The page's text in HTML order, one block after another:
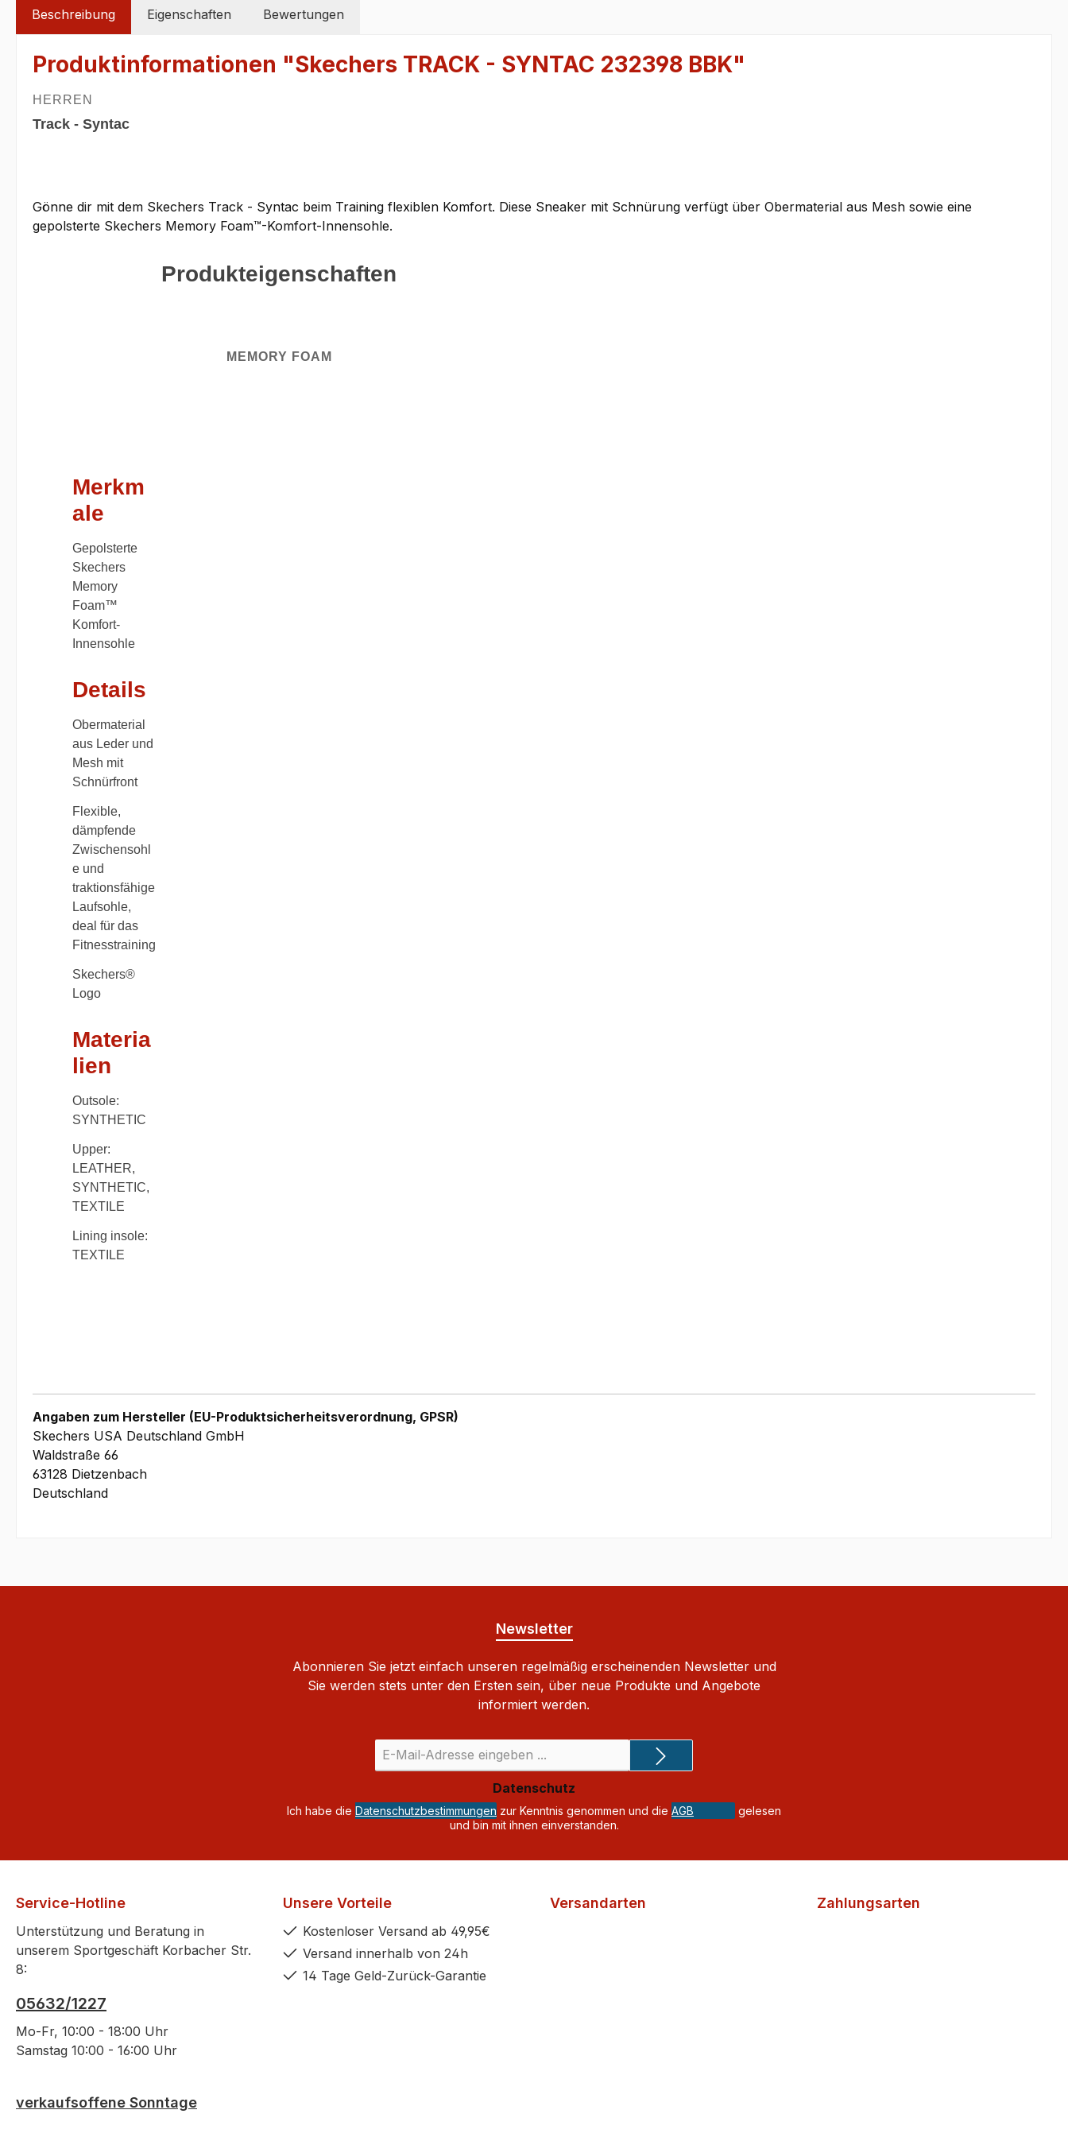
Beschreibung Eigenschaften Bewertungen
Produktinformationen "Skechers TRACK - SYNTAC 232398 BBK"
HERREN
Track - Syntac
Gönne dir mit dem Skechers Track - Syntac beim Training flexiblen Komfort. Diese Sneaker mit Schnürung verfügt über Obermaterial aus Mesh sowie eine
gepolsterte Skechers Memory Foam™-Komfort-Innensohle.
Produkteigenschaften
MEMORY FOAM
Merkm
ale
Gepolsterte
Skechers
Memory
Foam™
Komfort-
Innensohle
Details
Obermaterial
aus Leder und
Mesh mit
Schnürfront
Flexible,
dämpfende
Zwischensohl
e und
traktionsfähige
Laufsohle,
deal für das
Fitnesstraining
Skechers®
Logo
Materia
lien
Outsole:
SYNTHETIC
Upper:
LEATHER,
SYNTHETIC,
TEXTILE
Lining insole:
TEXTILE
Angaben zum Hersteller (EU-Produktsicherheitsverordnung, GPSR)
Skechers USA Deutschland GmbH
Waldstraße 66
63128 Dietzenbach
Deutschland
Newsletter
Abonnieren Sie jetzt einfach unseren regelmäßig erscheinenden Newsletter und
Sie werden stets unter den Ersten sein, über neue Produkte und Angebote
informiert werden.
Mail-
Adresse
*
Datenschutz
Ich habe die Datenschutzbestimmungen zur Kenntnis genommen und die AGB
gelesen
und bin mit ihnen einverstanden.
Service-Hotline
Unterstützung und Beratung in
unserem Sportgeschäft Korbacher Str.
8:
05632/1227
Mo-Fr, 10:00 - 18:00 Uhr
Samstag 10:00 - 16:00 Uhr
verkaufsoffene Sonntage
Unsere Vorteile
Kostenloser Versand ab 49,95€
Versand innerhalb von 24h
14 Tage Geld-Zurück-Garantie
Versandarten Zahlungsarten